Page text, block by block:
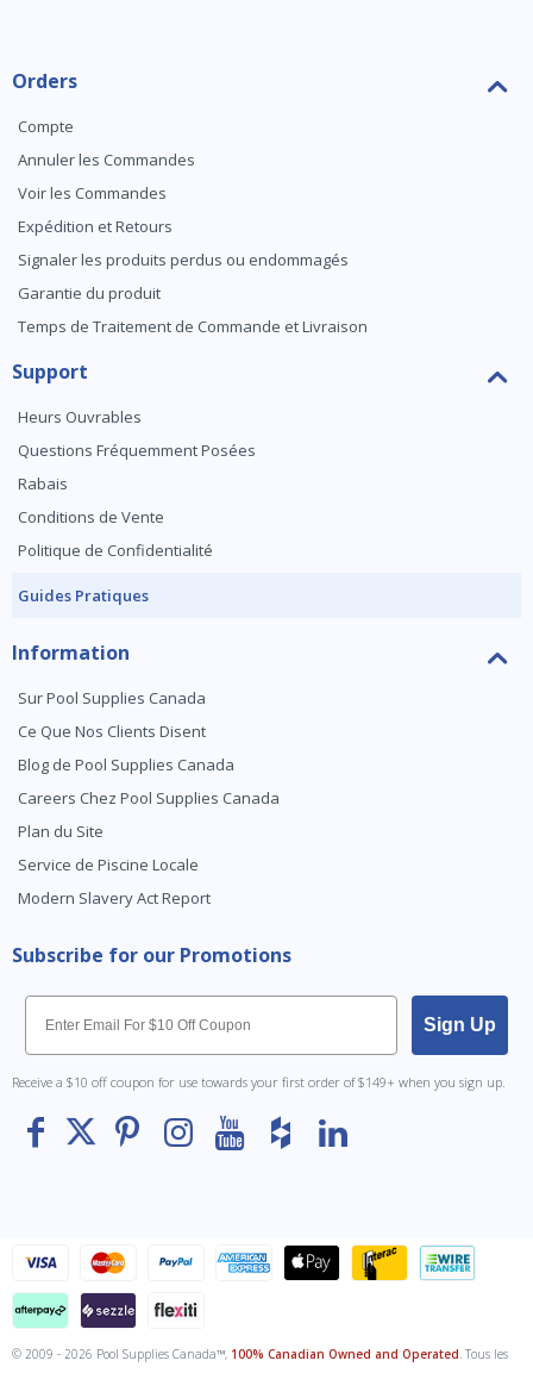
To The
Orders
Compte
Annuler les Commandes
Voir les Commandes
Expédition et Retours
Signaler les produits perdus ou endommagés
Garantie du produit
Temps de Traitement de Commande et Livraison
Support
Heurs Ouvrables
Questions Fréquemment Posées
Rabais
Conditions de Vente
Politique de Confidentialité
Guides Pratiques
Information
Sur Pool Supplies Canada
Ce Que Nos Clients Disent
Blog de Pool Supplies Canada
Careers Chez Pool Supplies Canada
Plan du Site
Service de Piscine Locale
Modern Slavery Act Report
Subscribe for our Promotions
Email
Sign Up
Receive a $10 off coupon for use towards your first order of $149+ when you sign up.
© 2009 - 2026 Pool Supplies Canada™, 100% Canadian Owned and Operated. Tous les